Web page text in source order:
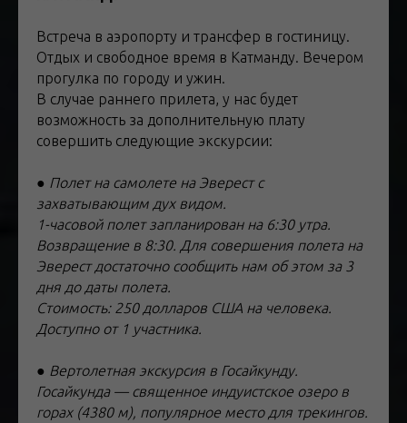
Встреча в аэропорту и трансфер в гостиницу.
Отдых и свободное время в Катманду. Вечером
прогулка по городу и ужин.
В случае раннего прилета, у нас будет
возможность за дополнительную плату
совершить следующие экскурсии:
● Полет на самолете на Эверест с
захватывающим дух видом.
1-часовой полет запланирован на 6:30 утра.
Возвращение в 8:30. Для совершения полета на
Эверест достаточно сообщить нам об этом за 3
дня до даты полета.
Стоимость: 250 долларов США на человека.
Доступно от 1 участника.
● Вертолетная экскурсия в Госайкунду.
Госайкунда — священное индуистское озеро в
горах (4380 м), популярное место для трекингов.